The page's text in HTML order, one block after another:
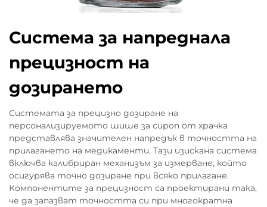
Система за напреднала
прецизност на
дозирането
Системата за прецизно дозиране на
персонализируемото шише за сироп от храчка
представлява значителен напредък в точността на
прилагането на медикаменти. Тази изискана система
включва калибриран механизъм за измерване, който
осигурява точно дозиране при всяко прилагане.
Компонентите за прецизност са проектирани така,
че да запазват точността си при многократна